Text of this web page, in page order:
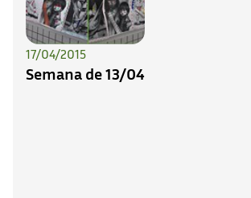
17/04/2015
Semana de 13/04